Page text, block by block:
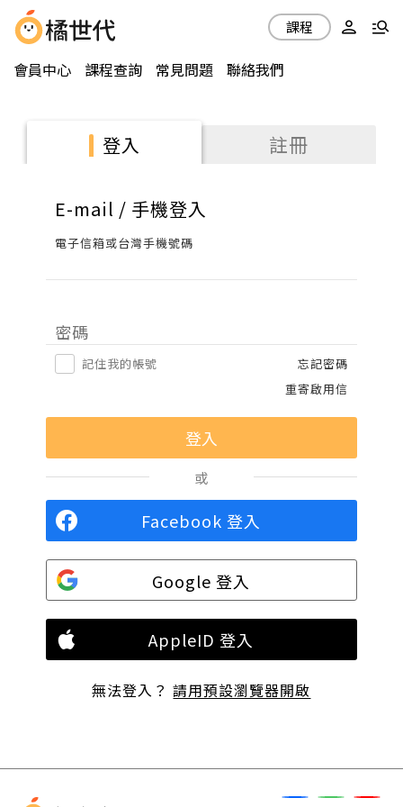
會員中心 課程查詢 常見問題 聯絡我們
課程
登入 註冊
E-mail / 手機登入
電子信箱或台灣手機號碼
密碼
記住我的帳號
忘記密碼
重寄啟用信
或
Facebook 登入
Google 登入
AppleID 登入
無法登入？請用預設瀏覽器開啟